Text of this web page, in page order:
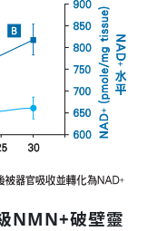
NMN+破壁靈